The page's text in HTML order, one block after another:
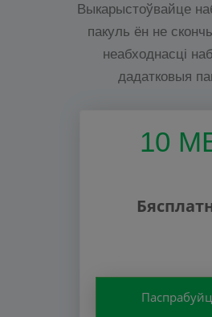
Выкарыстоўвайце
пакуль ён не
неабходнасці
дадатковыя
10